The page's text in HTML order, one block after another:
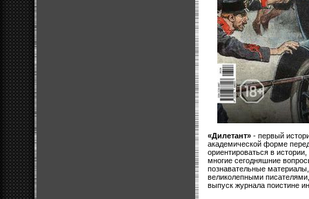
«Дилетант» - первый
академической форме
ориентироваться в
многие сегодняшние
познавательные
великолепными
выпуск журнала поистине